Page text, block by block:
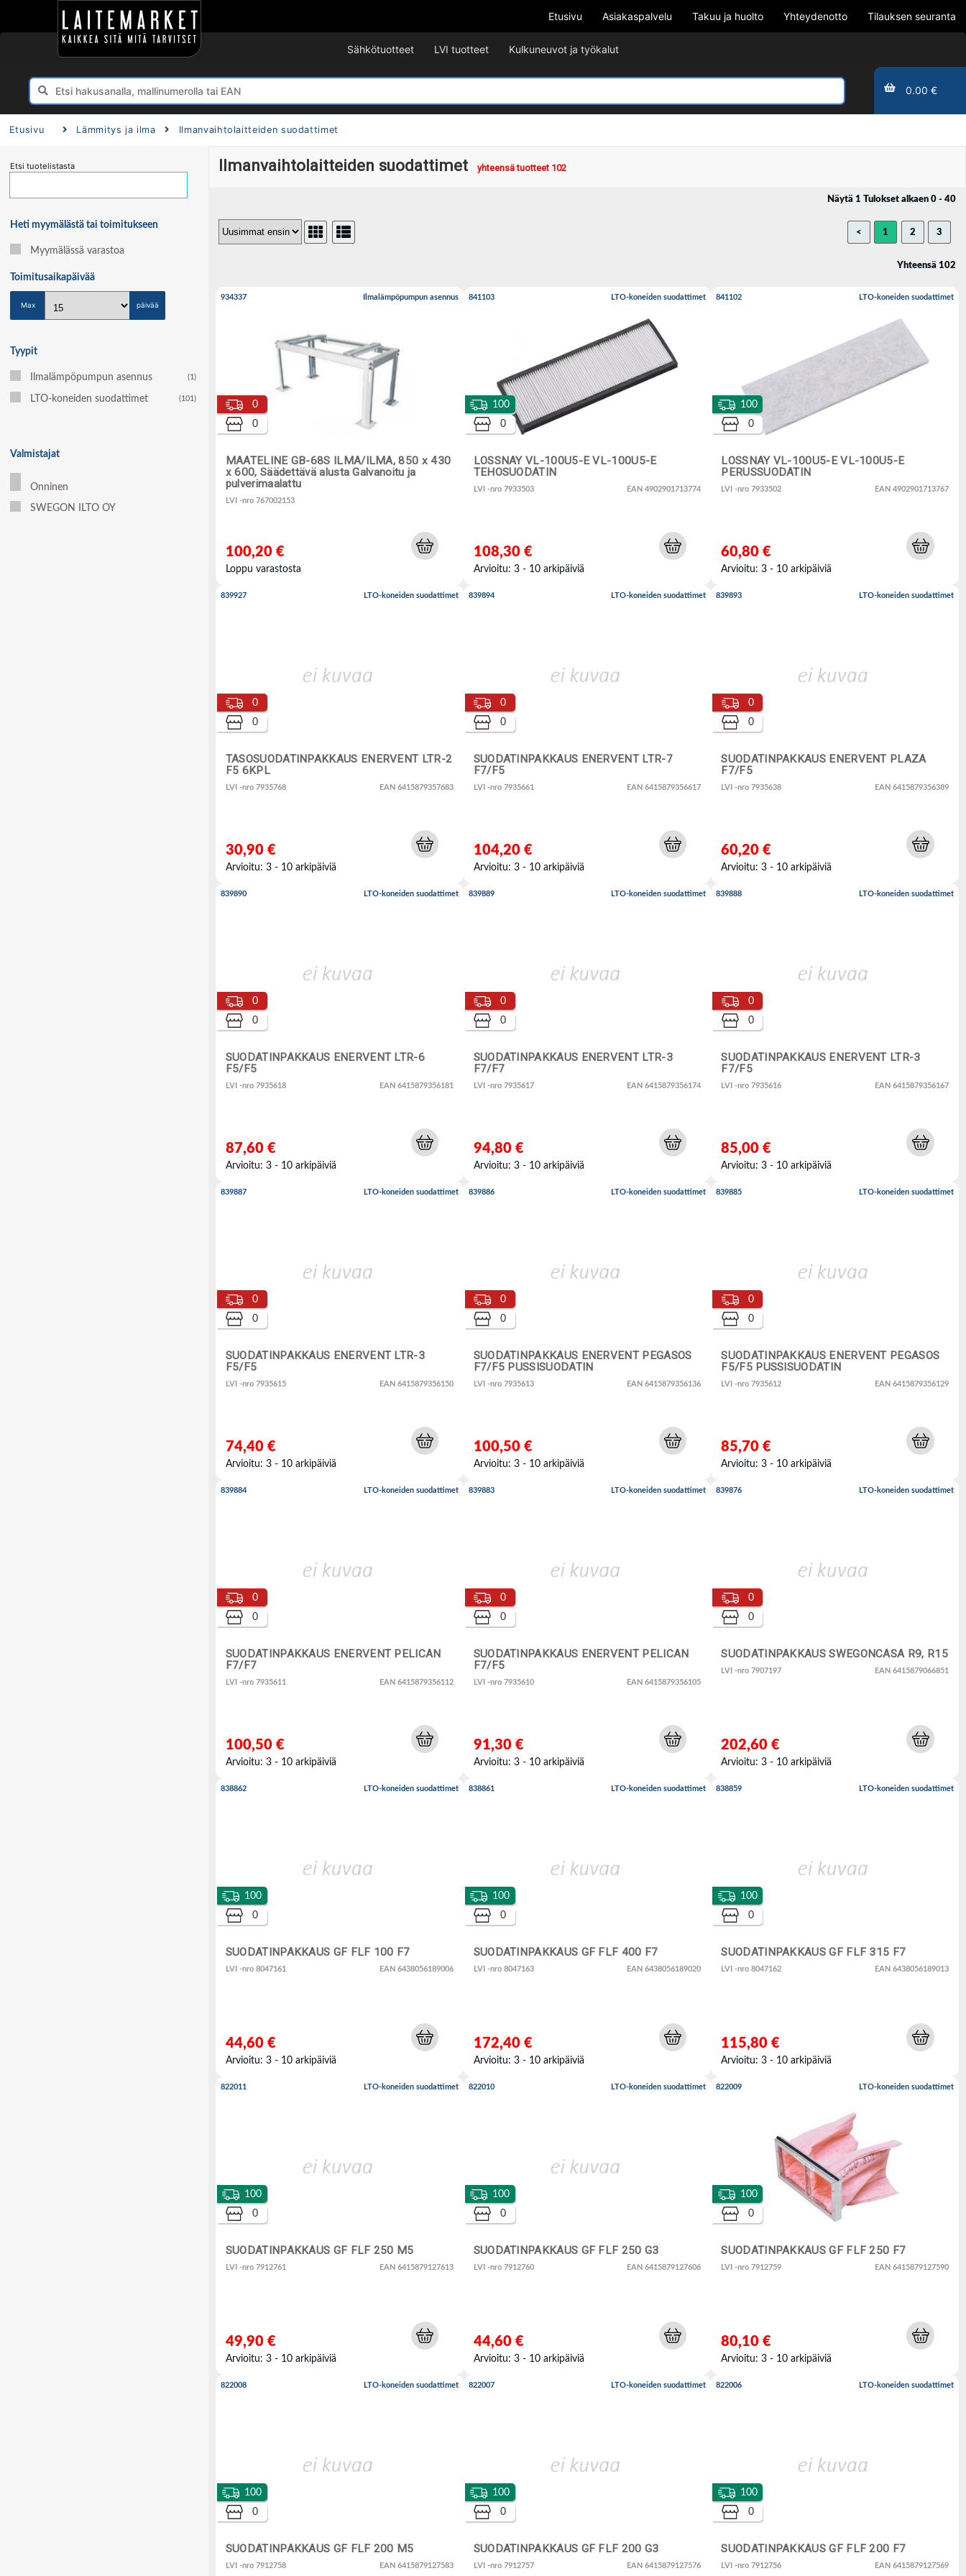
Etusivu Asiakaspalvelu Takuu ja huolto Yhteydenotto Tilauksen seuranta
Sähkötuotteet LVI tuotteet Kulkuneuvot ja työkalut
0.00 €
Etusivu Lämmitys ja ilma Ilmanvaihtolaitteiden suodattimet
Etsi tuotelistasta
Heti myymälästä tai toimitukseen
Myymälässä varastoa
Toimitusaikapäivää
Max päivää
Tyypit
Ilmalämpöpumpun asennus (1)
LTO-koneiden suodattimet (101)
Valmistajat
Onninen
SWEGON ILTO OY
Ilmanvaihtolaitteiden suodattimet yhteensä tuotteet 102
Näytä 1 Tulokset alkaen 0 - 40
< 1 2 3
Yhteensä 102
934337 Ilmalämpöpumpun asennus
MAATELINE GB-68S ILMA/ILMA, 850 x 430
x 600, Säädettävä alusta Galvanoitu ja
pulverimaalattu
LVI -nro 767002153
0
0
100,20 €
Loppu varastosta
841103 LTO-koneiden suodattimet
LOSSNAY VL-100U5-E VL-100U5-E
TEHOSUODATIN
LVI -nro 7933503 EAN 4902901713774
100
0
108,30 €
Arvioitu: 3 - 10 arkipäiviä
841102 LTO-koneiden suodattimet
LOSSNAY VL-100U5-E VL-100U5-E
PERUSSUODATIN
LVI -nro 7933502 EAN 4902901713767
100
0
60,80 €
Arvioitu: 3 - 10 arkipäiviä
839927 LTO-koneiden suodattimet
TASOSUODATINPAKKAUS ENERVENT LTR-2
F5 6KPL
LVI -nro 7935768 EAN 6415879357683
0
0
30,90 €
Arvioitu: 3 - 10 arkipäiviä
839894 LTO-koneiden suodattimet
SUODATINPAKKAUS ENERVENT LTR-7
F7/F5
LVI -nro 7935661 EAN 6415879356617
0
0
104,20 €
Arvioitu: 3 - 10 arkipäiviä
839893 LTO-koneiden suodattimet
SUODATINPAKKAUS ENERVENT PLAZA
F7/F5
LVI -nro 7935638 EAN 6415879356389
0
0
60,20 €
Arvioitu: 3 - 10 arkipäiviä
839890 LTO-koneiden suodattimet
SUODATINPAKKAUS ENERVENT LTR-6
F5/F5
LVI -nro 7935618 EAN 6415879356181
0
0
87,60 €
Arvioitu: 3 - 10 arkipäiviä
839889 LTO-koneiden suodattimet
SUODATINPAKKAUS ENERVENT LTR-3
F7/F7
LVI -nro 7935617 EAN 6415879356174
0
0
94,80 €
Arvioitu: 3 - 10 arkipäiviä
839888 LTO-koneiden suodattimet
SUODATINPAKKAUS ENERVENT LTR-3
F7/F5
LVI -nro 7935616 EAN 6415879356167
0
0
85,00 €
Arvioitu: 3 - 10 arkipäiviä
839887 LTO-koneiden suodattimet
SUODATINPAKKAUS ENERVENT LTR-3
F5/F5
LVI -nro 7935615 EAN 6415879356150
0
0
74,40 €
Arvioitu: 3 - 10 arkipäiviä
839886 LTO-koneiden suodattimet
SUODATINPAKKAUS ENERVENT PEGASOS
F7/F5 PUSSISUODATIN
LVI -nro 7935613 EAN 6415879356136
0
0
100,50 €
Arvioitu: 3 - 10 arkipäiviä
839885 LTO-koneiden suodattimet
SUODATINPAKKAUS ENERVENT PEGASOS
F5/F5 PUSSISUODATIN
LVI -nro 7935612 EAN 6415879356129
0
0
85,70 €
Arvioitu: 3 - 10 arkipäiviä
839884 LTO-koneiden suodattimet
SUODATINPAKKAUS ENERVENT PELICAN
F7/F7
LVI -nro 7935611 EAN 6415879356112
0
0
100,50 €
Arvioitu: 3 - 10 arkipäiviä
839883 LTO-koneiden suodattimet
SUODATINPAKKAUS ENERVENT PELICAN
F7/F5
LVI -nro 7935610 EAN 6415879356105
0
0
91,30 €
Arvioitu: 3 - 10 arkipäiviä
839876 LTO-koneiden suodattimet
SUODATINPAKKAUS SWEGONCASA R9, R15
LVI -nro 7907197 EAN 6415879066851
0
0
202,60 €
Arvioitu: 3 - 10 arkipäiviä
838862 LTO-koneiden suodattimet
SUODATINPAKKAUS GF FLF 100 F7
LVI -nro 8047161 EAN 6438056189006
100
0
44,60 €
Arvioitu: 3 - 10 arkipäiviä
838861 LTO-koneiden suodattimet
SUODATINPAKKAUS GF FLF 400 F7
LVI -nro 8047163 EAN 6438056189020
100
0
172,40 €
Arvioitu: 3 - 10 arkipäiviä
838859 LTO-koneiden suodattimet
SUODATINPAKKAUS GF FLF 315 F7
LVI -nro 8047162 EAN 6438056189013
100
0
115,80 €
Arvioitu: 3 - 10 arkipäiviä
822011 LTO-koneiden suodattimet
SUODATINPAKKAUS GF FLF 250 M5
LVI -nro 7912761 EAN 6415879127613
100
0
49,90 €
Arvioitu: 3 - 10 arkipäiviä
822010 LTO-koneiden suodattimet
SUODATINPAKKAUS GF FLF 250 G3
LVI -nro 7912760 EAN 6415879127606
100
0
44,60 €
Arvioitu: 3 - 10 arkipäiviä
822009 LTO-koneiden suodattimet
SUODATINPAKKAUS GF FLF 250 F7
LVI -nro 7912759 EAN 6415879127590
100
0
80,10 €
Arvioitu: 3 - 10 arkipäiviä
822008 LTO-koneiden suodattimet
SUODATINPAKKAUS GF FLF 200 M5
LVI -nro 7912758 EAN 6415879127583
100
0
822007 LTO-koneiden suodattimet
SUODATINPAKKAUS GF FLF 200 G3
LVI -nro 7912757 EAN 6415879127576
100
0
822006 LTO-koneiden suodattimet
SUODATINPAKKAUS GF FLF 200 F7
LVI -nro 7912756 EAN 6415879127569
100
0